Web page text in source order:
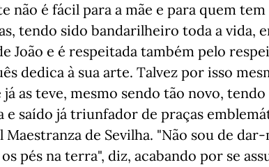
não é fácil para a mãe e para quem
tendo sido bandarilheiro toda a vida,
João e é respeitada também pelo
dedica à sua arte. Talvez por isso
as teve, mesmo sendo tão novo,
e saído já triunfador de praças
Maestranza de Sevilha. "Não sou de
pés na terra", diz, acabando por se